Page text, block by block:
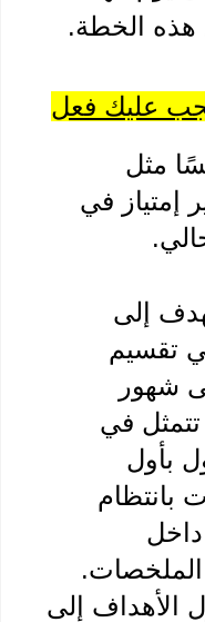
فعل
أولًا: تضع هدفًا رئيسًا مثل
الحصول على تقدير إمتياز في
ثانيًا: تقسم هذا الهدف إلى
خطط زمنية كالتالي تقسيم
السنة الدراسية إلى شهور
وخطتي لكل شهر تتمثل في
متابعة المذاكرة أول بأول
وحضور المحاضرات بانتظام
وبهذا الشكل تتحول الأهداف إلى